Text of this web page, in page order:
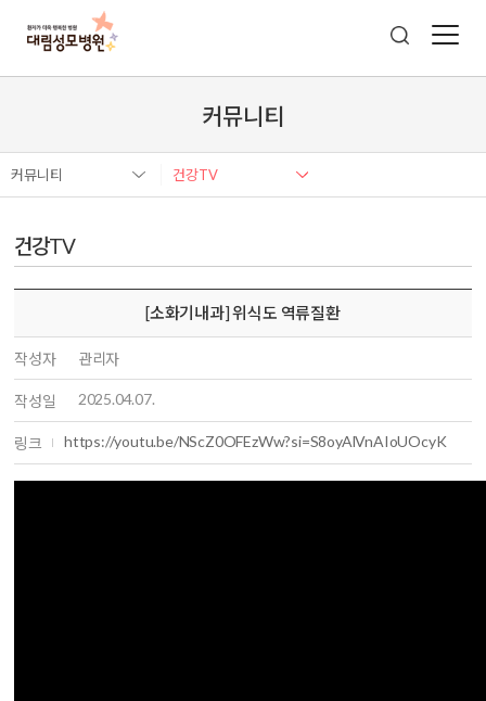
커뮤니티
커뮤니티 건강TV
건강TV
[소화기내과] 위식도 역류질환
작성자 관리자
작성일 2025.04.07.
링크 https://youtu.be/NScZ0OFEzWw?si=S8oyAlVnAIoUOcyK